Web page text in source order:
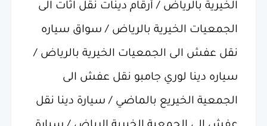
الخيرية بالرياض / أرقام دينات نقل اثات الى
الجمعيات الخيرية بالرياض / سواق سياره
نقل عفش الى الجمعيات الخيرية بالرياض /
سياره دينا لوري جامبو نقل عفش الى
الجمعية الخيريع بالماضي / سيارة دينا نقل